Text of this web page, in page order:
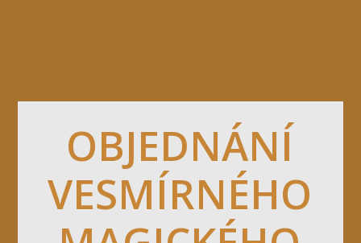
OBJEDNÁNÍ
VESMÍRNÉHO